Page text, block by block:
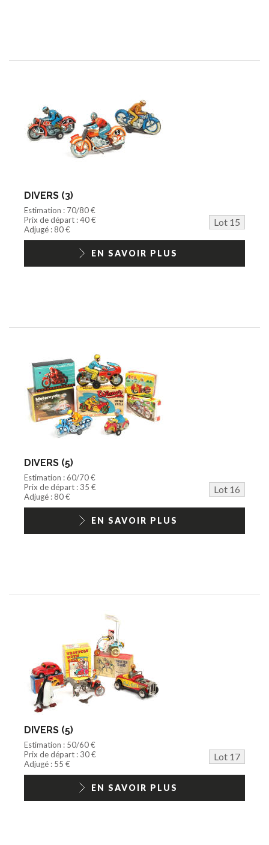
DIVERS (3)
Estimation : 70/80 €
Prix de départ : 40 €
Lot 15
Adjugé : 80 €
EN SAVOIR PLUS
DIVERS (5)
Estimation : 60/70 €
Prix de départ : 35 €
Lot 16
Adjugé : 80 €
EN SAVOIR PLUS
DIVERS (5)
Estimation : 50/60 €
Prix de départ : 30 €
Lot 17
Adjugé : 55 €
EN SAVOIR PLUS